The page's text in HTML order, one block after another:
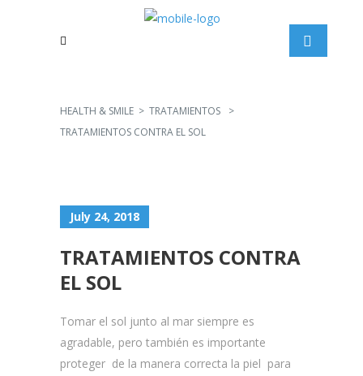
HEALTH & SMILE > TRATAMIENTOS
>
TRATAMIENTOS CONTRA EL SOL
July 24, 2018
TRATAMIENTOS CONTRA
EL SOL
Tomar el sol junto al mar siempre es
agradable, pero también es importante
proteger de la manera correcta la piel para